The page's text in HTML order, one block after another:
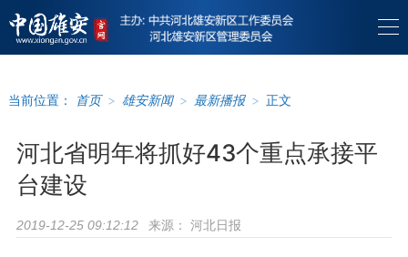
当前位置： 首页 > 雄安新闻 > 最新播报 > 正文
河北省明年将抓好43个重点承接平
台建设
2019-12-25 09:12:12 来源： 河北日报